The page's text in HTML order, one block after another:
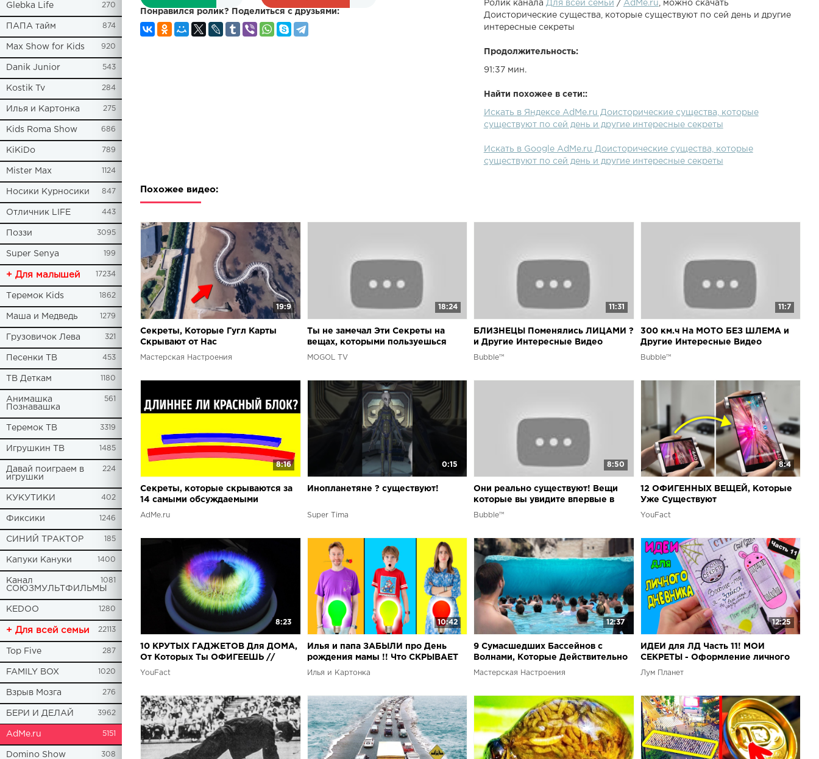
Glebka Life 270
ПАПА тайм 874
Max Show for Kids 920
Danik Junior 543
Kostik Tv 284
Илья и Картонка 275
Kids Roma Show 686
KiKiDo 789
Mister Max 1124
Носики Курносики 847
Отличник LIFE 443
Поззи 3095
Super Senya 199
+ Для малышей 17234
Теремок Kids 1862
Маша и Медведь 1279
Грузовичок Лева 321
Песенки ТВ 453
ТВ Деткам 1180
Анимашка
Познавашка
561
Теремок ТВ 3319
Игрушкин ТВ 1485
Давай поиграем в
игрушки
224
КУКУТИКИ 402
Фиксики 1246
СИНИЙ ТРАКТОР 185
Капуки Кануки 1400
Канал
СОЮЗМУЛЬТФИЛЬМЫ
1081
KEDOO 1280
+ Для всей семьи 22113
Top Five 287
FAMILY BOX 1020
Взрыв Мозга 276
БЕРИ И ДЕЛАЙ 3962
AdMe.ru 5151
Domino Show 308
Ролик канала Для всей семьи / AdMe.ru , можно скачать
Доисторические существа, которые существуют по сей день и другие
интересные секреты
Продолжительность:
91:37 мин.
Найти похожее в сети::
Искать в Яндексе AdMe.ru Доисторические существа, которые
существуют по сей день и другие интересные секреты
Искать в Google AdMe.ru Доисторические существа, которые
существуют по сей день и другие интересные секреты
Понравился ролик? Поделиться с друзьями:
Похожее видео:
19:9
Секреты, Которые Гугл Карты
Скрывают от Нас
Мастерская Настроения
18:24
Ты не замечал Эти Секреты на
вещах, которыми пользуешься
каждый день
MOGOL TV
11:31
БЛИЗНЕЦЫ Поменялись ЛИЦАМИ ?
и Другие Интересные Видео
Которые Стоит Увидеть
Bubble™
11:7
300 км.ч На МОТО БЕЗ ШЛЕМА и
Другие Интересные Видео
которые стоит увидеть!
Bubble™
8:16
Секреты, которые скрываются за
14 самыми обсуждаемыми
оптическими иллюзиями
AdMe.ru
0:15
Инопланетяне ? существуют!
Super Tima
8:50
Они реально существуют! Вещи
которые вы увидите впервые в
жизни
Bubble™
8:4
12 ОФИГЕННЫХ ВЕЩЕЙ, Которые
Уже Существуют
YouFact
8:23
10 КРУТЫХ ГАДЖЕТОВ Для ДОМА,
От Которых Ты ОФИГЕЕШЬ //
Безумные технологии, которые
YouFact
10:42
Илья и папа ЗАБЫЛИ про День
рождения мамы !! Что СКРЫВАЕТ
Картонка? РАСКРЫВАЕМ все свои
Илья и Картонка
12:37
9 Сумасшедших Бассейнов с
Волнами, Которые Действительно
Существуют
Мастерская Настроения
12:25
ИДЕИ для ЛД Часть 11! МОИ
СЕКРЕТЫ - Оформление личного
дневника в клеточку
Лум Планет